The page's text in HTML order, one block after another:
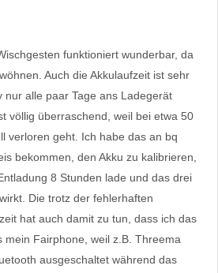
funktioniert wunderbar, da
Auch die Akkulaufzeit ist sehr
nur alle paar Tage ans Ladegerät
völlig überraschend, weil bei etwa 50
verloren geht. Ich habe das an bq
bekommen, den Akku zu kalibrieren,
8 Stunden lade und das drei
Die trotz der fehlerhaften
hat auch damit zu tun, dass ich das
mein Fairphone, weil z.B. Threema
ausgeschaltet während das